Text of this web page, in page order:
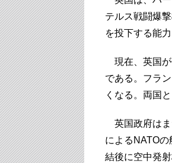
テルス戦闘爆
を投下する能
現在、英国が
である。フラ
くなる。両国
英国政府はま
によるNATO
結後に空中発